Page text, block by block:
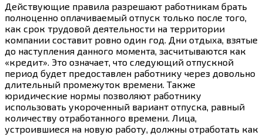
Действующие правила разрешают работникам брать
полноценно оплачиваемый отпуск только после того,
как срок трудовой деятельности на территории
компании составит ровно один год. Дни отдыха, взятые
до наступления данного момента, засчитываются как
«кредит». Это означает, что следующий отпускной
период будет предоставлен работнику через довольно
длительный промежуток времени. Также
юридические нормы позволяют работнику
использовать укороченный вариант отпуска, равный
количеству отработанного времени. Лица,
устроившиеся на новую работу, должны отработать как